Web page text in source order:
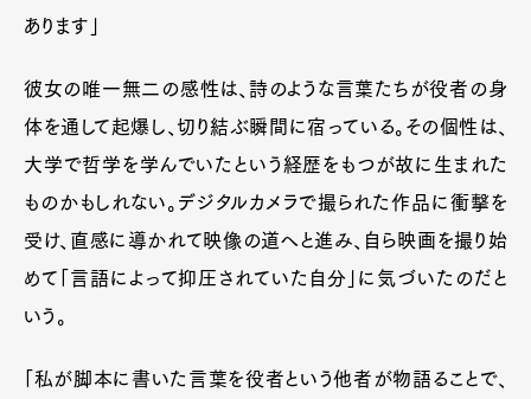
あります」
彼女の唯一無二の感性は、詩のような言葉たちが役者の身
体を通して起爆し、切り結ぶ瞬間に宿っている。その個性は、
大学で哲学を学んでいたという経歴をもつが故に生まれた
ものかもしれない。デジタルカメラで撮られた作品に衝撃を
受け、直感に導かれて映像の道へと進み、自ら映画を撮り始
めて「言語によって抑圧されていた自分」に気づいたのだと
いう。
「私が脚本に書いた言葉を役者という他者が物語ることで、